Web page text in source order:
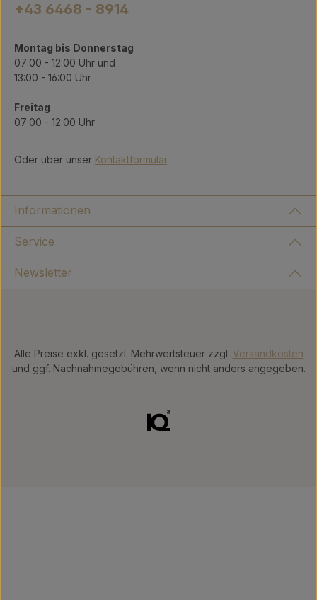
+43 6468 - 8914
Montag bis Donnerstag
07:00 - 12:00 Uhr und
13:00 - 16:00 Uhr
Freitag
07:00 - 12:00 Uhr
Oder über unser Kontaktformular.
Informationen
Service
Newsletter
Alle Preise exkl. gesetzl. Mehrwertsteuer zzgl. Versandkosten
und ggf. Nachnahmegebühren, wenn nicht anders angegeben.